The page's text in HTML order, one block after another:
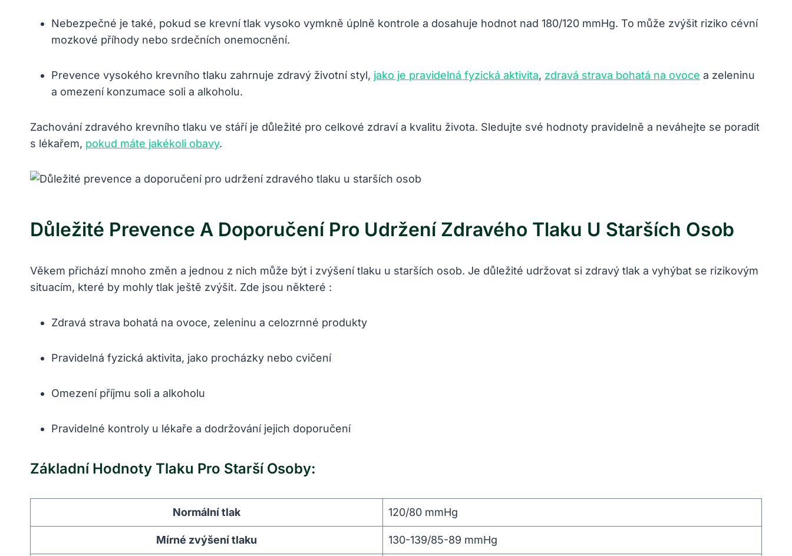
Nebezpečné je také, pokud se krevní tlak vysoko vymkně úplně kontrole a dosahuje hodnot nad 180/120 mmHg. To může zvýšit riziko cévní
mozkové příhody nebo srdečních onemocnění.
Prevence vysokého krevního tlaku zahrnuje zdravý životní styl, jako je pravidelná fyzická aktivita, zdravá strava bohatá na ovoce a zeleninu
a omezení konzumace soli a alkoholu.
Zachování zdravého krevního tlaku ve stáří je důležité pro celkové zdraví a kvalitu života. Sledujte své hodnoty pravidelně a neváhejte se poradit
s lékařem, pokud máte jakékoli obavy.
Důležité Prevence A Doporučení Pro Udržení Zdravého Tlaku U Starších Osob
Věkem přichází mnoho změn a jednou z nich může být i zvýšení tlaku u starších osob. Je důležité udržovat si zdravý tlak a vyhýbat se rizikovým
situacím, které by mohly tlak ještě zvýšit. Zde jsou některé :
Zdravá strava bohatá na ovoce, zeleninu a celozrnné produkty
Pravidelná fyzická aktivita, jako procházky nebo cvičení
Omezení příjmu soli a alkoholu
Pravidelné kontroly u lékaře a dodržování jejich doporučení
Základní Hodnoty Tlaku Pro Starší Osoby:
Normální tlak 120/80 mmHg
Mírné zvýšení tlaku 130-139/85-89 mmHg